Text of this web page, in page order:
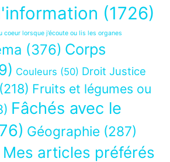
(1726)
coeur lorsque j’écoute ou lis les organes
(376) Corps
Couleurs (50) Droit Justice
(218) Fruits et légumes ou
Fâchés avec le
Géographie (287)
Mes articles préférés